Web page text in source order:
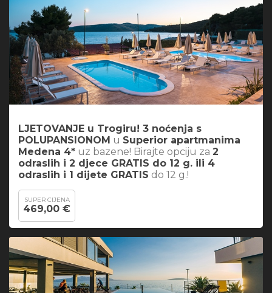
LJETOVANJE u Trogiru! 3 noćenja s
POLUPANSIONOM u Superior apartmanima
Medena 4* uz bazene! Birajte opciju za 2
odraslih i 2 djece GRATIS do 12 g. ili 4
odraslih i 1 dijete GRATIS do 12 g.!
SUPER CIJENA
469,00 €